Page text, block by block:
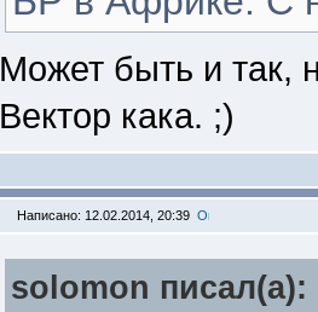
Может быть и так,
Вектор кака. ;)
Написано: 12.02.2014, 20:39
solomon писал(a):